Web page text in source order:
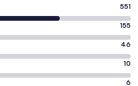
551
155
46
10
6